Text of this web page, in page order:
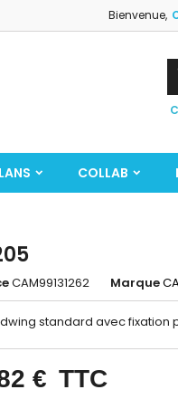
Bienvenue,
COLLAB
CAM99131262 Marque
standard avec fixation
€ TTC